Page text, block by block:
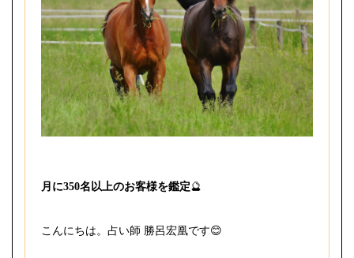
月に350名以上のお客様を鑑定🔮
こんにちは。占い師 勝呂宏凰です😊